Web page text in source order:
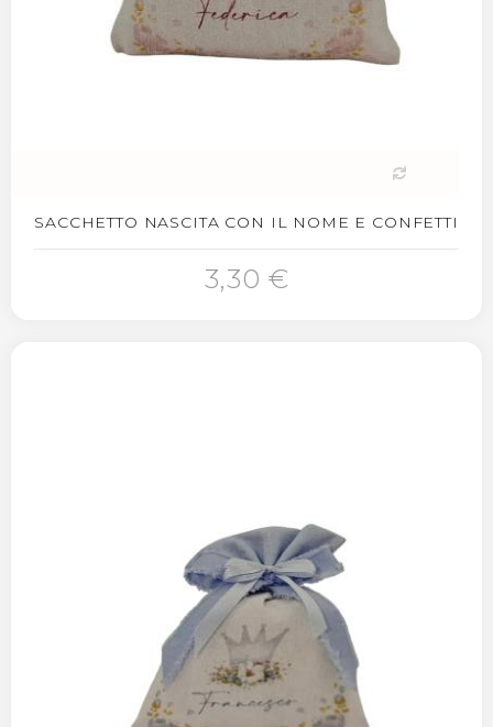
SACCHETTO NASCITA CON IL NOME E CONFETTI
3,30 €